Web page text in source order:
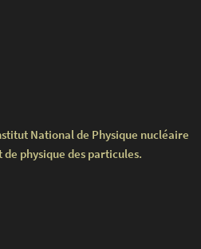
National de Physique nucléaire
de physique des particules.